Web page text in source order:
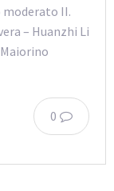
moderato II.
– Huanzhi Li
0